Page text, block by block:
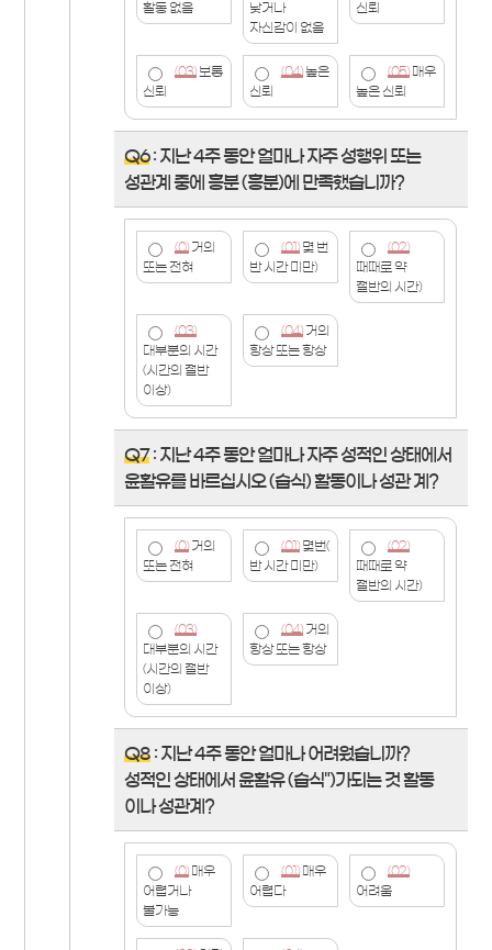
활동 없음
낮거나
자신감이 없음
신뢰
(03)보통
신뢰
(04)높은
신뢰
(05)매우
높은 신뢰
Q6: 지난 4주 동안 얼마나 자주 성행위 또는
성관계 중에 흥분 (흥분)에 만족했습니까?
(0)거의
또는 전혀
(01)몇 번
반 시간 미만)
(02)
때때로 약
절반의 시간)
(03)
대부분의 시간
(시간의 절반
이상)
(04)거의
항상 또는 항상
Q7: 지난 4주 동안 얼마나 자주 성적인 상태에서
윤활유를 바르십시오 (습식) 활동이나 성관 계?
(0)거의
또는 전혀
(01)몇번(
반 시간 미만)
(02)
때때로 약
절반의 시간)
(03)
대부분의 시간
(시간의 절반
이상)
(04)거의
항상 또는 항상
Q8: 지난 4주 동안 얼마나 어려웠습니까?
성적인 상태에서 윤활유 (습식")가되는 것 활동
이나 성관계?
(0)매우
어렵거나
불가능
(01)매우
어렵다
(02)
어려움